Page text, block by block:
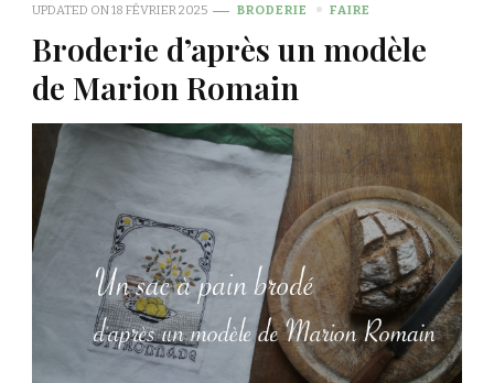
UPDATED ON18 FÉVRIER 2025 BRODERIE FAIRE
Broderie d’après un modèle
de Marion Romain